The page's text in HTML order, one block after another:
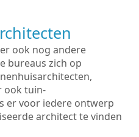
ook nog andere
bureaus zich op
ook tuin-
er voor iedere ontwerp
architect te vinden